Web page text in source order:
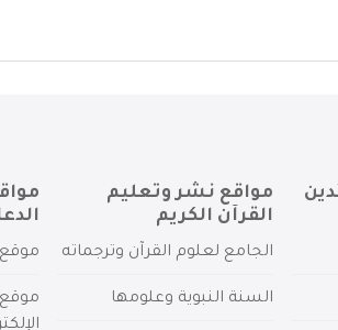
مواقع نشر وتعليم
القرآن الكريم
الجامع لعلوم القرآن وترجماته
السنة النبوية وعلومها
موقع
موقع